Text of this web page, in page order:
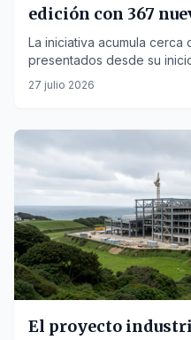
edición con 367
La iniciativa acumula cerca
presentados desde su
asociativo local.
27 julio 2026
El proyecto